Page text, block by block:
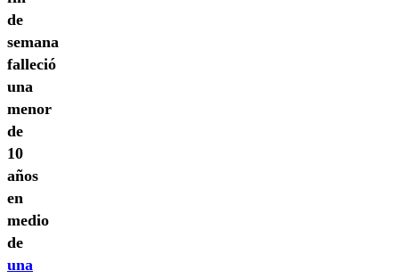
de
semana
falleció
una
menor
de
10
años
en
medio
de
una